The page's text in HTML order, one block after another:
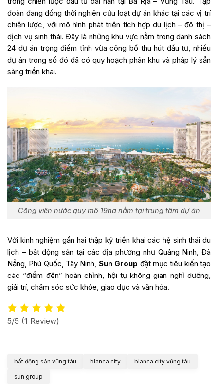
đoàn đang đồng thời nghiên cứu loạt dự án khác tại các vị trí
chiến lược, với mô hình phát triển tích hợp du lịch – đô thị –
dịch vụ sinh thái. Đây là những khu vực nằm trong danh sách
24 dự án trọng điểm tỉnh vừa công bố thu hút đầu tư, nhiều
dự án trong số đó đã có quy hoạch phân khu và pháp lý sẵn
sàng triển khai.
Công viên nước quy mô 19ha nằm tại trung tâm dự án
Với kinh nghiệm gần hai thập kỷ triển khai các hệ sinh thái du
lịch – bất động sản tại các địa phương như Quảng Ninh, Đà
Nẵng, Phú Quốc, Tây Ninh, Sun Group đặt mục tiêu kiến tạo
các “điểm đến” hoàn chỉnh, hội tụ không gian nghỉ dưỡng,
giải trí, chăm sóc sức khỏe, giáo dục và văn hóa.
5/5 (1 Review)
bất động sản vũng tàu blanca city blanca city vũng tàu
sun group